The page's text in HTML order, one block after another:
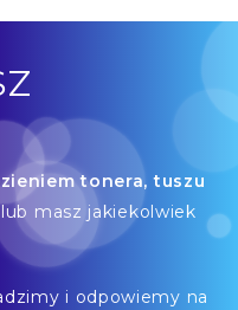
tonera, tuszu
masz jakiekolwiek
i odpowiemy na